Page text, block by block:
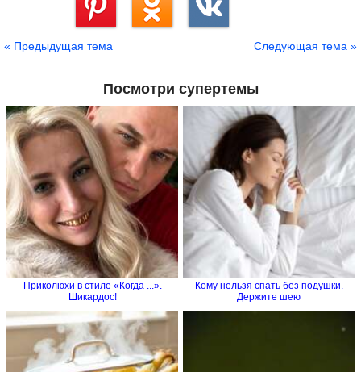
« Предыдущая тема Следующая тема »
Посмотри супертемы
Приколюхи в стиле «Когда ...».
Шикардос!
Кому нельзя спать без подушки.
Держите шею